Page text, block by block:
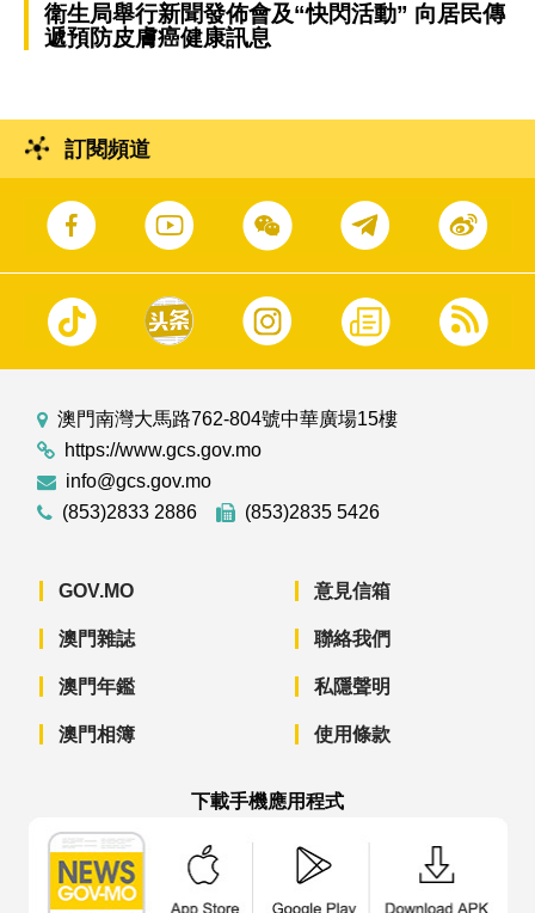
衛生局舉行新聞發佈會及“快閃活動” 向居民傳
遞預防皮膚癌健康訊息
訂閱頻道
澳門南灣大馬路762-804號中華廣場15樓
https://www.gcs.gov.mo
info@gcs.gov.mo
(853)2833 2886
(853)2835 5426
GOV.MO
澳門雜誌
澳門年鑑
澳門相簿
意見信箱
聯絡我們
私隱聲明
使用條款
下載手機應用程式